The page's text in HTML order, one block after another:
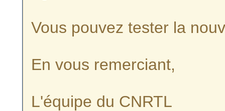
Vous pouvez tester la
En vous remerciant,
L'équipe du CNRTL